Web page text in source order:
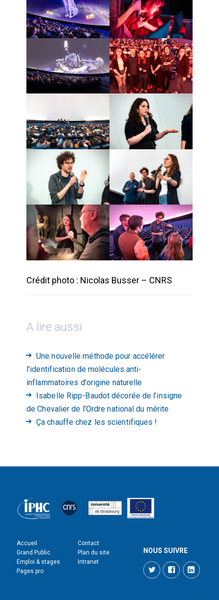
Crédit photo : Nicolas Busser – CNRS
A lire aussi
Une nouvelle méthode pour accélérer
l'identification de molécules anti-
inflammatoires d'origine naturelle
Isabelle Ripp-Baudot décorée de l’insigne
de Chevalier de l’Ordre national du mérite
Ça chauffe chez les scientifiques !
Accueil
Grand Public
Emploi & stages
Pages pro
Contact
Plan du site
Intranet
NOUS SUIVRE
Twitter Facebook